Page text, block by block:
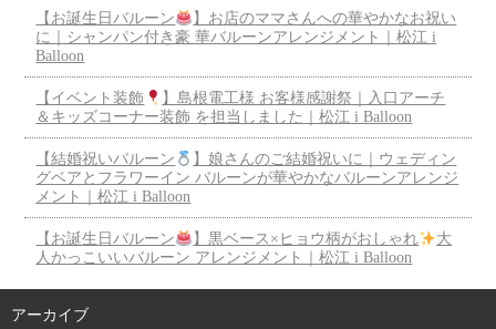
【お誕生日バルーン
】お店のママさんへの華やかなお祝い
に｜シャンパン付き豪 華バルーンアレンジメント｜松江 i
Balloon
【イベント装飾
】島根電工様 お客様感謝祭｜入口アーチ
＆キッズコーナー装飾 を担当しました｜松江 i Balloon
【結婚祝いバルーン
】娘さんのご結婚祝いに｜ウェディン
グベアとフラワーイン バルーンが華やかなバルーンアレンジ
メント｜松江 i Balloon
【お誕生日バルーン 】黒ベース×ヒョウ柄がおしゃれ
大
人かっこいいバルーン アレンジメント｜松江 i Balloon
アーカイブ